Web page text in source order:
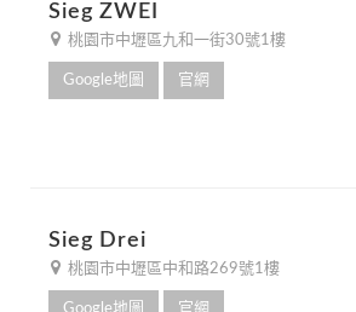
Sieg ZWEI
桃園市中壢區九和一街30號1樓
Google地圖 官網
Sieg Drei
桃園市中壢區中和路269號1樓